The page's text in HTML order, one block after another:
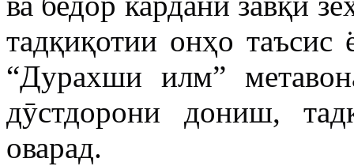
тадқиқотии онҳо
“Дурахши илм”
дӯстдорони дониш,
оварад.